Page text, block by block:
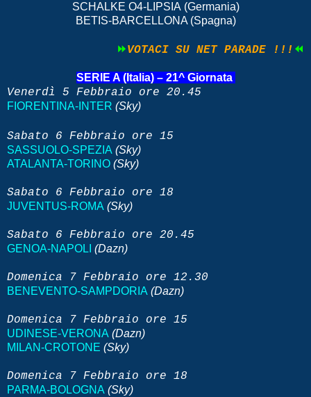
SCHALKE O4-LIPSIA (Germania)
BETIS-BARCELLONA (Spagna)
⏩VOTACI SU NET PARADE !!! ⏪
SERIE A (Italia) – 21^ Giornata
Venerdì 5 Febbraio ore 20.45
FIORENTINA-INTER (Sky)
Sabato 6 Febbraio ore 15
SASSUOLO-SPEZIA (Sky)
ATALANTA-TORINO (Sky)
Sabato 6 Febbraio ore 18
JUVENTUS-ROMA (Sky)
Sabato 6 Febbraio ore 20.45
GENOA-NAPOLI (Dazn)
Domenica 7 Febbraio ore 12.30
BENEVENTO-SAMPDORIA (Dazn)
Domenica 7 Febbraio ore 15
UDINESE-VERONA (Dazn)
MILAN-CROTONE (Sky)
Domenica 7 Febbraio ore 18
PARMA-BOLOGNA (Sky)